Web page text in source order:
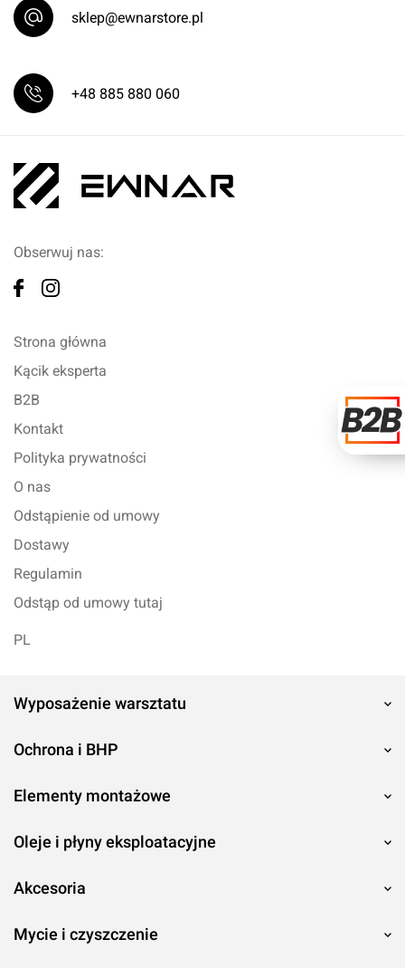
sklep@ewnarstore.pl
+48 885 880 060
Obserwuj nas:
Strona główna
Kącik eksperta
B2B
Kontakt
Polityka prywatności
O nas
Odstąpienie od umowy
Dostawy
Regulamin
Odstąp od umowy tutaj
PL
Wyposażenie warsztatu
Ochrona i BHP
Elementy montażowe
Oleje i płyny eksploatacyjne
Akcesoria
Mycie i czyszczenie